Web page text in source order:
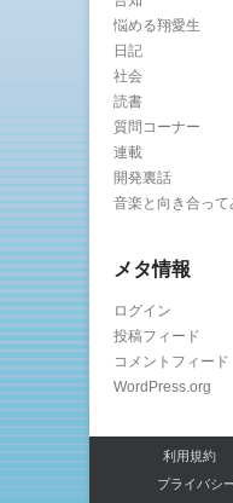
悩める翔愛生
日記
社会
読書
質問コーナー
連載
開発裏話
音楽と向き合って
メタ情報
ログイン
投稿フィード
コメントフィード
WordPress.org
利用規約
プライバシ